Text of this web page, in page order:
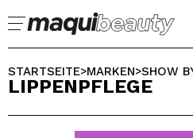
Ich bin bereits #maquilover,
WÄHLE DEINE
STARTSEITE>MARKEN>SHOW
LIPPENPFLEGE